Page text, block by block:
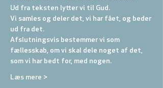
Ud fra teksten lytter vi til Gud.
Vi samles og deler det, vi har fået, og beder
ud fra det.
Afslutningsvis bestemmer vi som
fællesskab, om vi skal dele noget af det,
som vi har bedt for, med nogen.
Læs mere >